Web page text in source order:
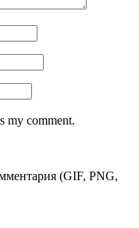
my comment.
(GIF, PNG,